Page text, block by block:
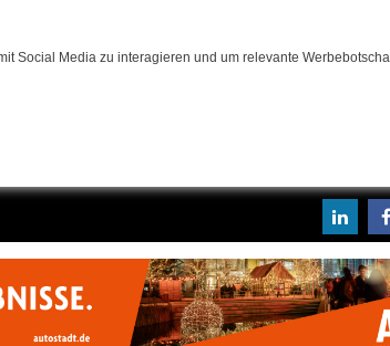
Media zu interagieren und um relevante